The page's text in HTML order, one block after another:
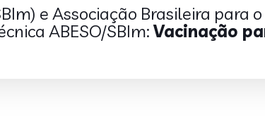
e Associação Brasileira para
ABESO/SBIm: Vacinação